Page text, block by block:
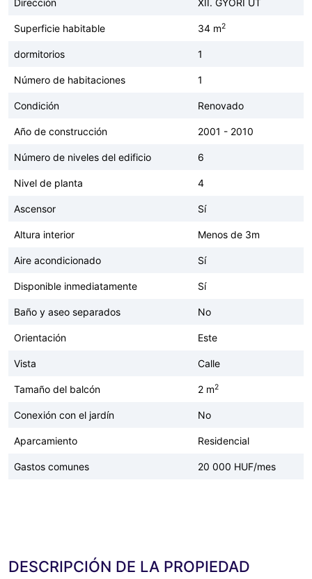
Superficie habitable 34 m2
dormitorios 1
Número de habitaciones 1
Condición Renovado
Año de construcción 2001 - 2010
Número de niveles del edificio 6
Nivel de planta 4
Ascensor Sí
Altura interior Menos de 3m
Aire acondicionado Sí
Disponible inmediatamente Sí
Baño y aseo separados No
Orientación Este
Vista Calle
Tamaño del balcón 2 m2
Conexión con el jardín No
Aparcamiento Residencial
Gastos comunes 20 000 HUF/mes
DESCRIPCIÓN DE LA PROPIEDAD